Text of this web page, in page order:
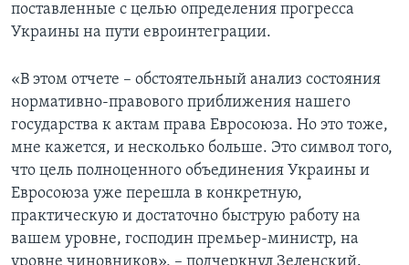
поставленные с целью определения прогресса
Украины на пути евроинтеграции.
«В этом отчете – обстоятельный анализ состояния
нормативно-правового приближения нашего
государства к актам права Евросоюза. Но это тоже,
мне кажется, и несколько больше. Это символ того,
что цель полноценного объединения Украины и
Евросоюза уже перешла в конкретную,
практическую и достаточно быструю работу на
вашем уровне, господин премьер-министр, на